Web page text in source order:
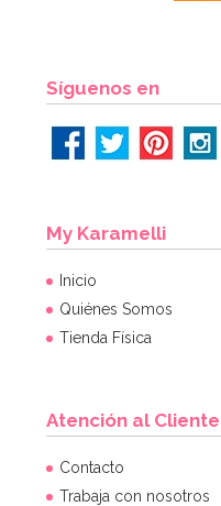
Síguenos en
My Karamelli
Inicio
Quiénes Somos
Tienda Física
Atención al Cliente
Contacto
Trabaja con nosotros